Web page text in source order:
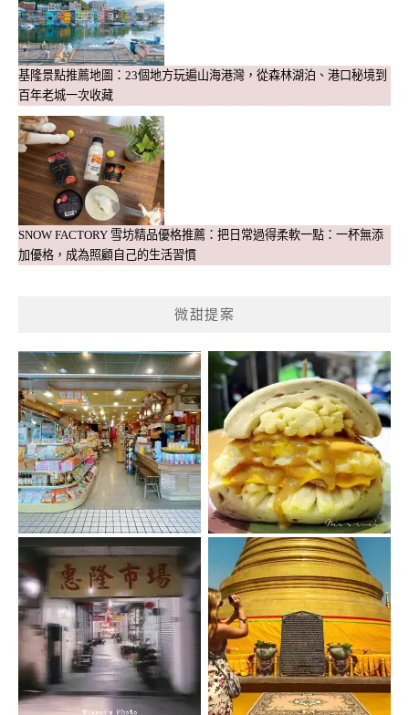
基隆景點推薦地圖：23個地方玩遍山海港灣，從森林湖泊、港口秘境到
百年老城一次收藏
SNOW FACTORY 雪坊精品優格推薦：把日常過得柔軟一點：一杯無添
加優格，成為照顧自己的生活習慣
微甜提案